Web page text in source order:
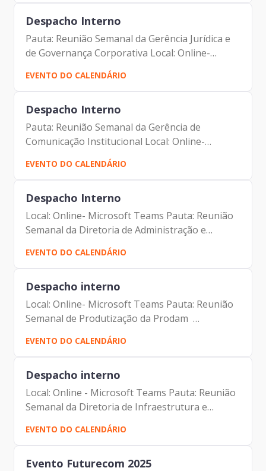
Energia –...
Despacho Interno
Pauta: Reunião Semanal da Gerência Jurídica e
de Governança Corporativa Local: Online-
Microsoft Teams Participantes: - Francisco
Forbes – Presidente | Prodam-SP - André
Tomiatto - Assessor da...
EVENTO DO CALENDÁRIO
Despacho Interno
Pauta: Reunião Semanal da Gerência de
Comunicação Institucional Local: Online-
Microsoft Teams Participantes: - Francisco
Forbes – Presidente | Prodam-SP - André
Tomiatto - Assessor da...
EVENTO DO CALENDÁRIO
Despacho Interno
Local: Online- Microsoft Teams Pauta: Reunião
Semanal da Diretoria de Administração e
Finanças Participantes: - Francisco Forbes –
Presidente | Prodam-SP - André Tomiatto -
Assessor da...
EVENTO DO CALENDÁRIO
Despacho interno
Local: Online- Microsoft Teams Pauta: Reunião
Semanal de Produtização da Prodam
Participantes: - Francisco Forbes – Presidente |
Prodam-SP - André Tomiatto - Assessor da
Presidência | Prodam-SP -...
EVENTO DO CALENDÁRIO
Despacho interno
Local: Online - Microsoft Teams Pauta: Reunião
Semanal da Diretoria de Infraestrutura e
Tecnologia Participantes: - Francisco Forbes –
Presidente | Prodam-SP - André Tomiatto -
Assessor da...
EVENTO DO CALENDÁRIO
Evento Futurecom 2025